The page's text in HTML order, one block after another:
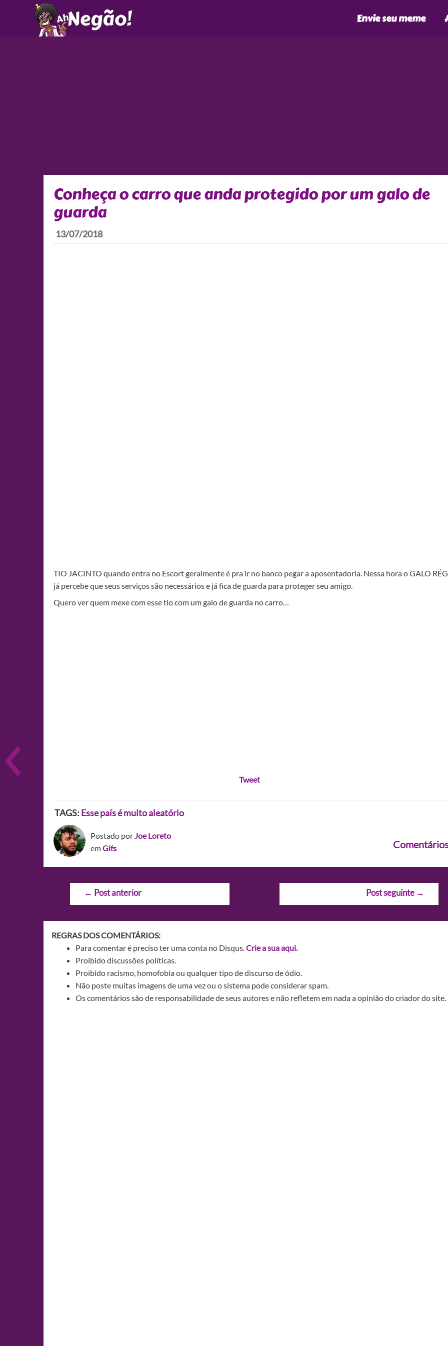
Envie seu meme
Conheça o carro que anda protegido por um galo de
guarda
13/07/2018
TIO JACINTO quando entra no Escort geralmente é pra ir no banco pegar a aposentadoria. Nessa hora o GALO
já percebe que seus serviços são necessários e já fica de guarda para proteger seu amigo.
Quero ver quem mexe com esse tio com um galo de guarda no carro…
Tweet
TAGS: Esse país é muito aleatório
Postado porJoe Loreto
emGifs
Navegação
← Post anterior Post seguinte →
REGRAS DOS COMENTÁRIOS:
Para comentar é preciso ter uma conta no Disqus.Crie a sua aqui.
Proibido discussões políticas.
Proibido racismo, homofobia ou qualquer tipo de discurso de ódio.
Não poste muitas imagens de uma vez ou o sistema pode considerar spam.
Os comentários são de responsabilidade de seus autores e não refletem em nada a opinião do criador do site.